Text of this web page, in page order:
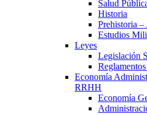
Salud
Historia
Prehistoria
Estudios
Leyes
Legislación
Economía
RRHH
Economía